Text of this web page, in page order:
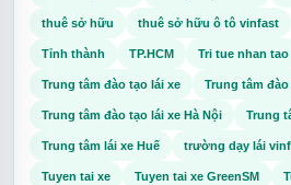
thuê sở hữu thuê sở hữu ô tô vinfast
Tỉnh thành TP.HCM Tri tue nhan tao
Trung tâm đào tạo lái xe Trung tâm
Trung tâm đào tạo lái xe Hà Nội Trung
Trung tâm lái xe Huế trường dạy lái
Tuyen tai xe Tuyen tai xe GreenSM